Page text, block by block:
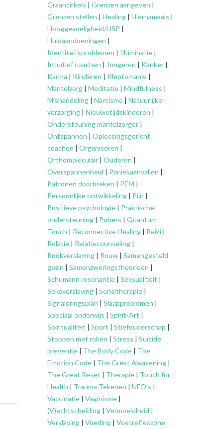
Graancirkels | Grenzen aangeven |
Grenzen stellen | Healing | Hiernamaals |
Hooggevoeligheid/HSP |
Huidaandoeningen |
Identiteitsproblemen | Illuminatie |
Intuïtief coachen | Jongeren | Kanker |
Karma | Kinderen | Kleptomanie |
Mantelzorg | Meditatie | Mindfulness |
Mishandeling | Narcisme | Natuurlijke
verzorging | Nieuwetijdskinderen |
Ondersteuningmantelzorger |
Ontspannen | Oplossingsgericht
coachen | Organiseren |
Orthomoleculair | Ouderen |
Overspannenheid | Paniekaanvallen |
Patronen doorbreken | PEM |
Persoonlijke ontwikkeling | Pijn |
Positieve psychologie | Praktische
ondersteuning | Pubers | Quantum
Touch | Reconnective Healing | Reiki |
Relatie | Relatiecounseling |
Rookverslaving | Rouw | Samengesteld
gezin | Samenzweringstheorieën |
Schumann resonantie | Seksualiteit |
Seksverslaving | Sensitherapie |
Signaleringsplan | Slaapproblemen |
Speciaal onderwijs | Spirit-Art |
Spiritualiteit | Sport | Stiefouderschap |
Stoppen met roken | Stress | Suïcide
preventie | The Body Code | The
Emotion Code | The Great Awakening |
The Great Reset | Therapie | Touch for
Health | Trauma Tekenen | UFO’s |
Vaccinatie | Vaginisme |
(V)echtscheiding | Vermoeidheid |
Verslaving | Voeding | Voetreflexzone